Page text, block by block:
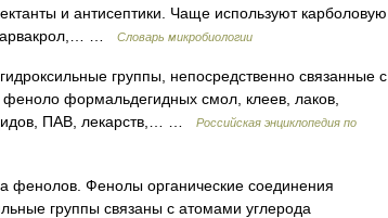
и антисептики. Чаще используют карболовую
карвакрол,… …
Словарь микробиологии
группы, непосредственно связанные с
формальдегидных смол, клеев, лаков,
ПАВ, лекарств,… …
Российская энциклопедия по
фенолов. Фенолы органические соединения
группы связаны с атомами углерода